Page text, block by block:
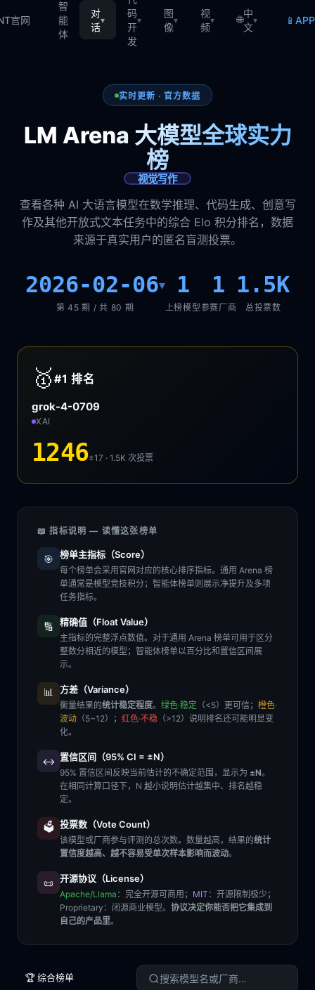
官网
智
能
体
对
话
▾
码
开
发
▾
图
像
▾
视
频
▾ 🌐
中
文
▾ 📱
实时更新 · 官方数据
LM Arena 大模型全球实力
榜
视觉写作
查看各种 AI 大语言模型在数学推理、代码生成、创意写
作及其他开放式文本任务中的综合 Elo 积分排名，数据
来源于真实用户的匿名盲测投票。
2026-02-06▾
第 45 期 / 共 80 期
1
上榜模型
1
参赛厂商
1.5K
总投票数
🥇 #1排名
grok-4-0709
XAI
1246±17 · 1.5K次投票
📖 指标说明 — 读懂这张榜单
🎯 榜单主指标（Score）
每个榜单会采用官网对应的核心排序指标。通用 Arena 榜
单通常是模型竞技积分；智能体榜单则展示净提升及多项
任务指标。
🔢 精确值（Float Value）
主指标的完整浮点数值。对于通用 Arena 榜单可用于区分
整数分相近的模型；智能体榜单以百分比和置信区间展
示。
📊 方差（Variance）
衡量结果的统计稳定程度。 绿色·稳定 （<5）更可信； 橙色·
波动 （5~12）； 红色·不稳 （>12）说明排名还可能明显变
化。
↔️ 置信区间（95% CI = ±N）
95% 置信区间反映当前估计的不确定范围，显示为 ±N。
在相同计算口径下，N 越小说明估计越集中、排名越稳
定。
🗳️ 投票数（Vote Count）
该模型或厂商参与评测的总次数。数量越高，结果的统计
置信度越高、越不容易受单次样本影响而波动。
📜 开源协议（License）
Apache/Llama ：完全开源可商用； MIT ：开源限制极少；
Proprietary ：闭源商业模型。 协议决定你能否把它集成到
自己的产品里。
🏆 综合榜单